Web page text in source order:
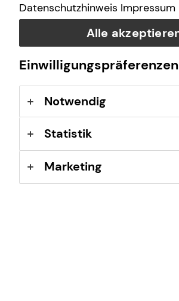
Selbstverständlich sind auch
dieser Geschäftszeiten auf Anfrage
Kontaktformular
Datenschutzhinweis Impressum
Alle
Notwendig
Statistik
Marketing